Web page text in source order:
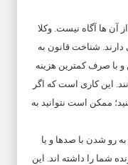
آن ها آگاه نیست. وکلا
دارند. شناخت قانون به
با صرف کمترین هزینه
این کاری است که اگر
ممکن است نتوانید به
رو شدن با صدها و یا
شما را داشته اند. این